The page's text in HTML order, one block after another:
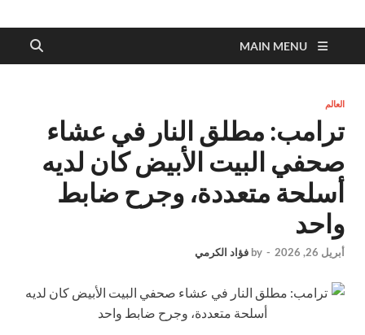
MAIN MENU
العالم
ترامب: مطلق النار في عشاء
صحفي البيت الأبيض كان لديه
أسلحة متعددة، وجرح ضابط
واحد
أبريل 26, 2026 -
by فؤاد الكرمي